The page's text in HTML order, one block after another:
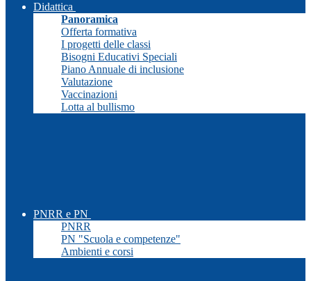
Didattica
Panoramica
Offerta formativa
I progetti delle classi
Bisogni Educativi Speciali
Piano Annuale di inclusione
Valutazione
Vaccinazioni
Lotta al bullismo
PNRR e PN
PNRR
PN "Scuola e competenze"
Ambienti e corsi